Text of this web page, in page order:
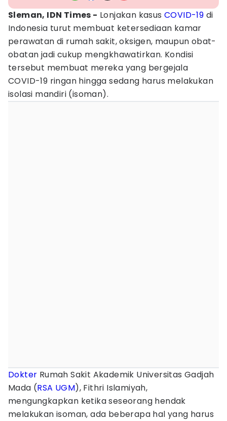
Sleman, IDN Times - Lonjakan kasusCOVID-19 di
Indonesia turut membuat ketersediaan kamar
perawatan di rumah sakit, oksigen, maupun obat-
obatan jadi cukup mengkhawatirkan. Kondisi
tersebut membuat mereka yang bergejala
COVID-19 ringan hingga sedang harus melakukan
isolasi mandiri (isoman).
Dokter Rumah Sakit Akademik Universitas Gadjah
Mada (RSA UGM), Fithri Islamiyah,
mengungkapkan ketika seseorang hendak
melakukan isoman, ada beberapa hal yang harus